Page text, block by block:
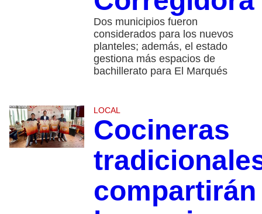
Dos municipios fueron
considerados para los nuevos
planteles; además, el estado
gestiona más espacios de
bachillerato para El Marqués
LOCAL
Cocineras
compartirán